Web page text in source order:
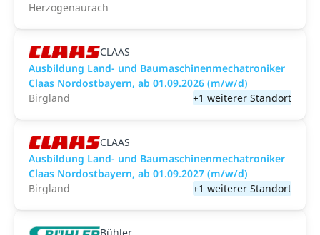
Herzogenaurach
CLAAS
Ausbildung Land- und Baumaschinenmechatroniker
Claas Nordostbayern, ab 01.09.2026 (m/w/d)
Birgland
+1 weiterer Standort
CLAAS
Ausbildung Land- und Baumaschinenmechatroniker
Claas Nordostbayern, ab 01.09.2027 (m/w/d)
Birgland
+1 weiterer Standort